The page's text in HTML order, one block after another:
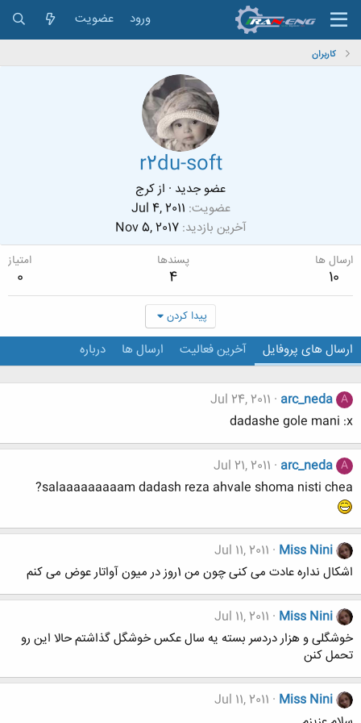
ورود عضویت
کاربران
r2du-soft
عضو جدید · ازکرج
عضویت Jul 4, 2011
آخرین بازدید Nov 5, 2017
ارسال ها
10
پسندها
4
امتیاز
0
پیدا کردن
ارسال های پروفایل آخرین فعالیت ارسال ها درباره
A
arc_neda
Jul 24, 2011
dadashe gole mani :x
A
arc_neda
Jul 21, 2011
salaaaaaaaaam dadash reza ahvale shoma nisti chea?
Miss Nini
Jul 11, 2011
اشکال نداره عادت می کنی چون من 1روز در میون آواتار عوض می کنم
Miss Nini
Jul 11, 2011
خوشگلی و هزار دردسر بسته یه سال عکس خوشگل گذاشتم حالا این رو
تحمل کنن
Miss Nini
Jul 11, 2011